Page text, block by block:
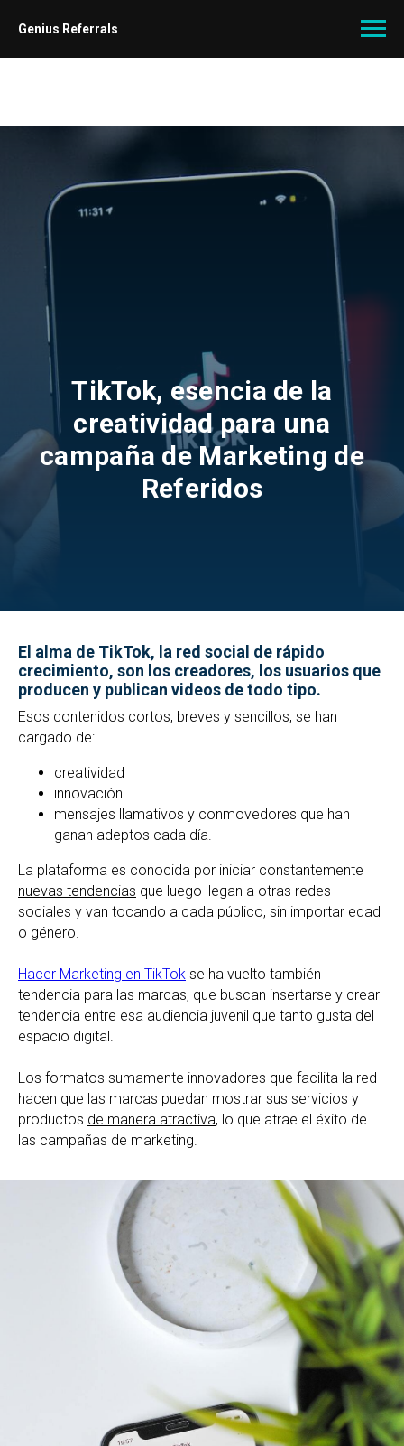
Genius Referrals
TikTok, esencia de la
creatividad para una
campaña de Marketing de
Referidos
El alma de TikTok, la red social de rápido
crecimiento, son los creadores, los usuarios que
producen y publican videos de todo tipo.
Esos contenidos cortos, breves y sencillos, se han
cargado de:
creatividad
innovación
mensajes llamativos y conmovedores que han
ganan adeptos cada día.
La plataforma es conocida por iniciar constantemente
nuevas tendencias que luego llegan a otras redes
sociales y van tocando a cada público, sin importar edad
o género.
Hacer Marketing en TikTok se ha vuelto también
tendencia para las marcas, que buscan insertarse y crear
tendencia entre esa audiencia juvenil que tanto gusta del
espacio digital.
Los formatos sumamente innovadores que facilita la red
hacen que las marcas puedan mostrar sus servicios y
productos de manera atractiva, lo que atrae el éxito de
las campañas de marketing.